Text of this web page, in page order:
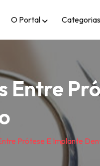
O Portal Categorias
Entre
Prótese E Implante